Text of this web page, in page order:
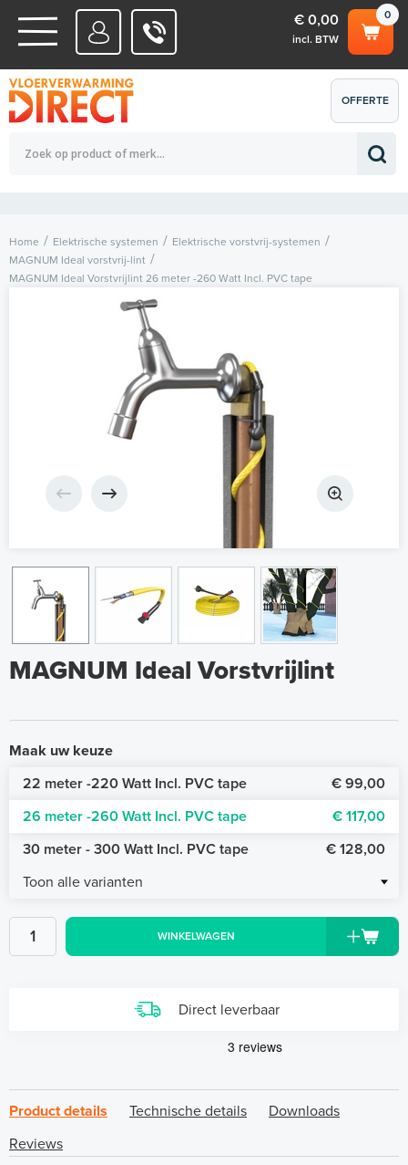
WATERSYSTEMEN
ELEKTRISCHE SYSTEMEN
0
€ 0,00
incl. BTW
Totaalbedrag (incl. BTW) € 0,00
OFFERTE
AANVRAGEN
Home Elektrische systemen
Elektrische vorstvrij-systemen
MAGNUM Ideal vorstvrij-lint
MAGNUM Ideal Vorstvrijlint 26 meter -260 Watt Incl. PVC tape
MAGNUM Ideal Vorstvrijlint
Maak uw keuze
22 meter -220 Watt Incl. PVC tape
€ 99,00
26 meter -260 Watt Incl. PVC tape
€ 117,00
30 meter - 300 Watt Incl. PVC tape
€ 128,00
Toon alle varianten
WINKELWAGEN
Direct leverbaar
Product details Technische details
Downloads
Reviews